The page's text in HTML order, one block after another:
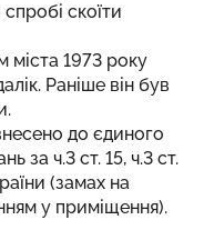
скоїти
міста 1973 року
Раніше він був
до єдиного
за ч.3 ст. 15, ч.3 ст.
(замах на
у приміщення).